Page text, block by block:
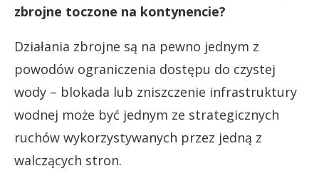
zbrojne toczone na kontynencie?
Działania zbrojne są na pewno jednym z
powodów ograniczenia dostępu do czystej
wody – blokada lub zniszczenie infrastruktury
wodnej może być jednym ze strategicznych
ruchów wykorzystywanych przez jedną z
walczących stron.